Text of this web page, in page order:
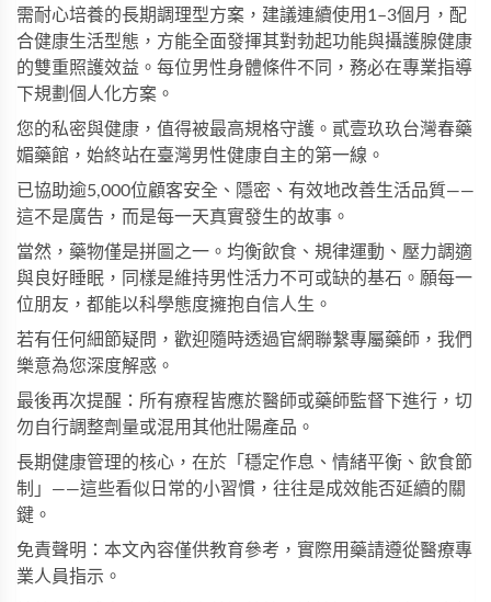
需耐心培養的長期調理型方案，建議連續使用1–3個月，配
合健康生活型態，方能全面發揮其對勃起功能與攝護腺健康
的雙重照護效益。每位男性身體條件不同，務必在專業指導
下規劃個人化方案。
您的私密與健康，值得被最高規格守護。貳壹玖玖台灣春藥
媚藥館，始終站在臺灣男性健康自主的第一線。
已協助逾5,000位顧客安全、隱密、有效地改善生活品質——
這不是廣告，而是每一天真實發生的故事。
當然，藥物僅是拼圖之一。均衡飲食、規律運動、壓力調適
與良好睡眠，同樣是維持男性活力不可或缺的基石。願每一
位朋友，都能以科學態度擁抱自信人生。
若有任何細節疑問，歡迎隨時透過官網聯繫專屬藥師，我們
樂意為您深度解惑。
最後再次提醒：所有療程皆應於醫師或藥師監督下進行，切
勿自行調整劑量或混用其他壯陽產品。
長期健康管理的核心，在於「穩定作息、情緒平衡、飲食節
制」——這些看似日常的小習慣，往往是成效能否延續的關
鍵。
免責聲明：本文內容僅供教育參考，實際用藥請遵從醫療專
業人員指示。